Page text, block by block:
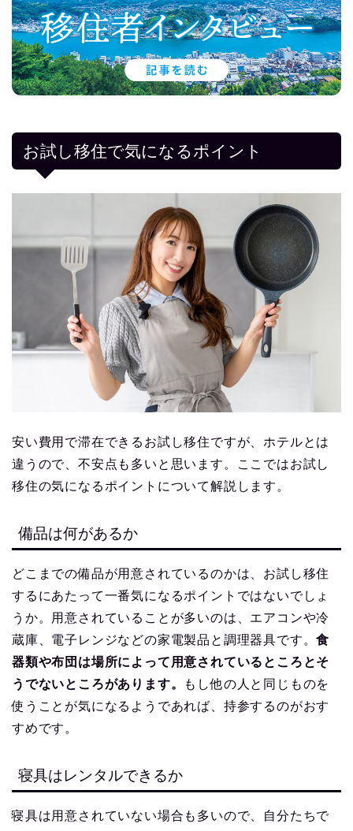
お試し移住で気になるポイント
安い費用で滞在できるお試し移住ですが、ホテルとは
違うので、不安点も多いと思います。ここではお試し
移住の気になるポイントについて解説します。
備品は何があるか
どこまでの備品が用意されているのかは、お試し移住
するにあたって一番気になるポイントではないでしょ
うか。用意されていることが多いのは、エアコンや冷
蔵庫、電子レンジなどの家電製品と調理器具です。食
器類や布団は場所によって用意されているところとそ
うでないところがあります。
もし他の人と同じものを
使うことが気になるようであれば、持参するのがおす
すめです。
寝具はレンタルできるか
寝具は用意されていない場合も多いので、自分たちで